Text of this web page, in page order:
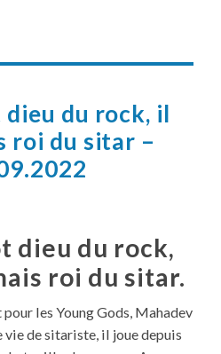
du rock, il
roi du sitar –
dieu du rock,
roi du sitar.
les Young Gods, Mahadev
vie de sitariste, il joue depuis